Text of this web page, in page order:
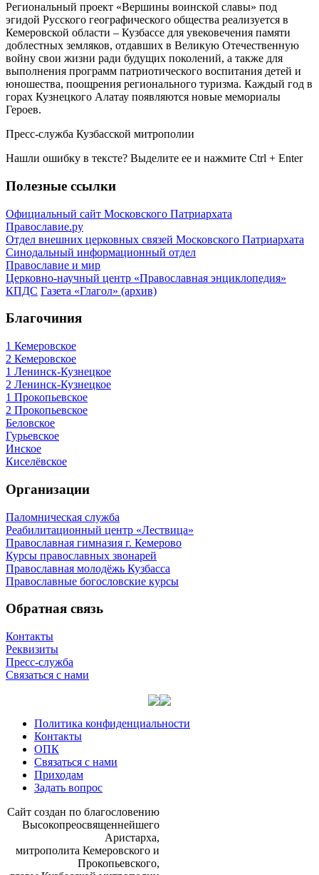
Региональный проект «Вершины воинской славы» под
эгидой Русского географического общества реализуется в
Кемеровской области – Кузбассе для увековечения памяти
доблестных земляков, отдавших в Великую Отечественную
войну свои жизни ради будущих поколений, а также для
выполнения программ патриотического воспитания детей и
юношества, поощрения регионального туризма. Каждый год в
горах Кузнецкого Алатау появляются новые мемориалы
Героев.
Пресс-служба Кузбасской митрополии
Нашли ошибку в тексте? Выделите ее и нажмите Ctrl + Enter
Полезные ссылки
Официальный сайт Московского Патриархата
Православие.ру
Отдел внешних церковных связей Московского Патриархата
Синодальный информационный отдел
Православие и мир
Церковно-научный центр «Православная энциклопедия»
КПДС Газета «Глагол» (архив)
Благочиния
1 Кемеровское
2 Кемеровское
1 Ленинск-Кузнецкое
2 Ленинск-Кузнецкое
1 Прокопьевское
2 Прокопьевское
Беловское
Гурьевское
Инское
Киселёвское
Организации
Паломническая служба
Реабилитационный центр «Лествица»
Православная гимназия г. Кемерово
Курсы православных звонарей
Православная молодёжь Кузбасса
Православные богословские курсы
Обратная связь
Контакты
Реквизиты
Пресс-служба
Связаться с нами
Политика конфиденциальности
Контакты
ОПК
Связаться с нами
Приходам
Задать вопрос
Сайт со­здан по бла­го­сло­ве­нию
Вы­со­ко­прео­свя­щен­ней­ше­го
Ари­стар­ха,
мит­ро­по­ли­та Ке­ме­ров­ско­го и
Про­ко­пьев­ско­го,